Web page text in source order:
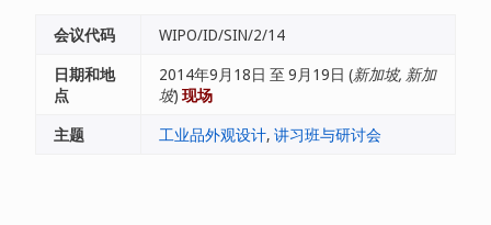
会议代码
WIPO/ID/SIN/2/14
日期和地
点
2014年9月18日 至 9月19日 (新加坡, 新加
坡) 现场
主题
工业品外观设计, 讲习班与研讨会